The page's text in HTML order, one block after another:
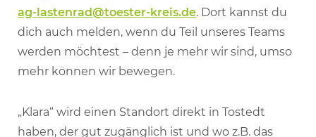
ag-lastenrad@toester-kreis.de. Dort kannst du
dich auch melden, wenn du Teil unseres Teams
werden möchtest – denn je mehr wir sind, umso
mehr können wir bewegen.
„Klara“ wird einen Standort direkt in Tostedt
haben, der gut zugänglich ist und wo z.B. das